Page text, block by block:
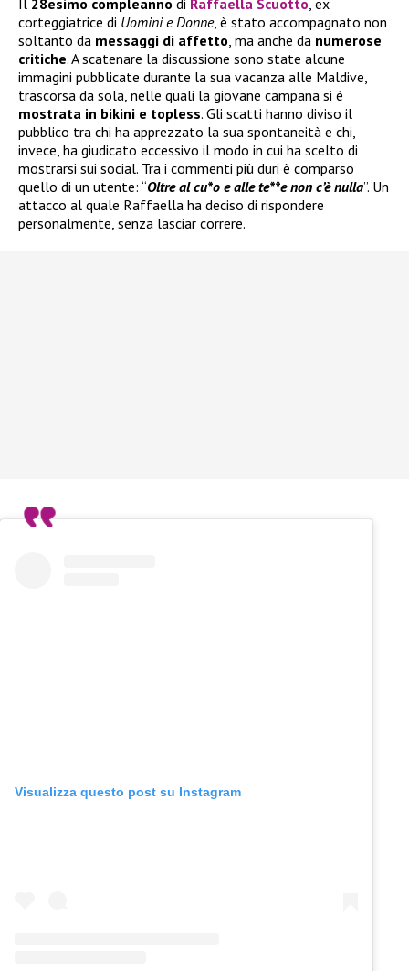
corteggiatrice di Uomini e Donne, è stato accompagnato non
soltanto da messaggi di affetto , ma anche da numerose
critiche. A scatenare la discussione sono state alcune
immagini pubblicate durante la sua vacanza alle Maldive,
trascorsa da sola, nelle quali la giovane campana si è
mostrata in bikini e topless. Gli scatti hanno diviso il
pubblico tra chi ha apprezzato la sua spontaneità e chi,
invece, ha giudicato eccessivo il modo in cui ha scelto di
mostrarsi sui social. Tra i commenti più duri è comparso
quello di un utente: “Oltre al cu*o e alle te**e non c’è nulla”. Un
attacco al quale Raffaella ha deciso di rispondere
personalmente, senza lasciar correre.
Visualizza questo post su Instagram